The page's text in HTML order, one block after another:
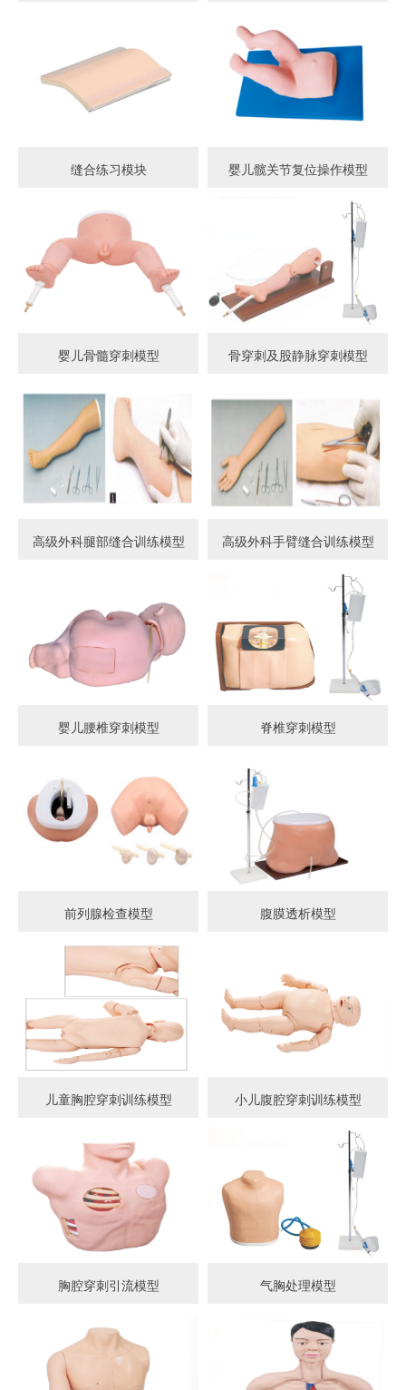
缝合练习模块 婴儿髋关节复位操作模型
婴儿骨髓穿刺模型 骨穿刺及股静脉穿刺模型
高级外科腿部缝合训练模型 高级外科手臂缝合训练模型
婴儿腰椎穿刺模型 脊椎穿刺模型
前列腺检查模型 腹膜透析模型
儿童胸腔穿刺训练模型 小儿腹腔穿刺训练模型
胸腔穿刺引流模型 气胸处理模型